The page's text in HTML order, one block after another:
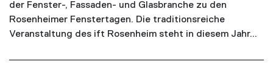
der Fenster-, Fassaden- und Glasbranche zu den
Rosenheimer Fenstertagen. Die traditionsreiche
Veranstaltung des ift Rosenheim steht in diesem Jahr...